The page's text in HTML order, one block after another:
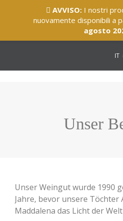
IT
Unser
Unser Weingut wurde 1990
Jahre, bevor unsere Töchter
Maddalena das Licht der
AVVISO:I nostri
nuovamente disponibili a
agosto